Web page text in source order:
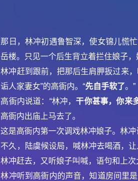
那日，林冲初遇鲁智深，使女锦儿慌
岳楼。只见一个后生背立着拦住娘子
林冲赶到跟前，把那后生肩胛扳过来
诟人家妻女”的高衙内。“先自手软了。”
高衙内说道：“林冲，干你甚事，你来
高衙内出庙上马去了。
这是高衙内第一次调戏林冲娘子。林冲
不久，陆虞候设局，喊林冲去喝酒，
林冲赶去，又听娘子叫喊，语句和上
林冲听到高衙内的声音，知道房间里